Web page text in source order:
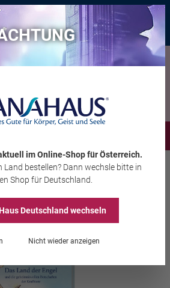
dem Vorteils-Codeeintauchen , gültig bis
11.08.2026
der Engel
im Online-Shopfür Österreich.
Land bestellen? Dann wechsle bitte in
Shop für Deutschland
Deutschland wechseln
Nicht wieder anzeigen